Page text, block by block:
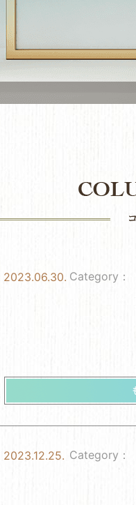
2023.06.30. Category：
2023.12.25. Category：